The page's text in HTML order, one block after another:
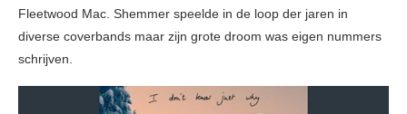
Fleetwood Mac. Shemmer speelde in de loop der jaren in
diverse coverbands maar zijn grote droom was eigen nummers
schrijven.